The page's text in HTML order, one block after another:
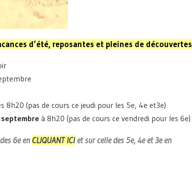
d’été, reposantes et pleines de découvertes
8h20 (pas de cours ce jeudi pour les 5e, 4e et3e)
à 8h20 (pas de cours ce vendredi pour les 6e)
6e enCLIQUANT ICIet sur celle des 5e, 4e et 3e en